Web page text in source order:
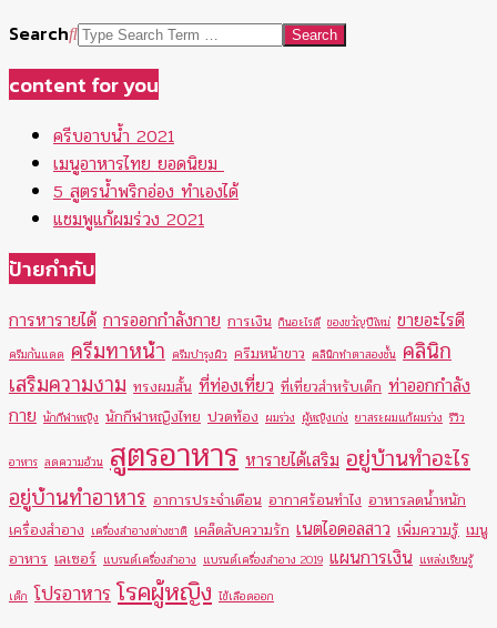
Search
content for you
ครีบอาบน้ำ 2021
เมนูอาหารไทย ยอดนิยม
5 สูตรน้ำพริกอ่อง ทำเองได้
แชมพูแก้ผมร่วง 2021
ป้ายกำกับ
การหารายได้ การออกกำลังกาย การเงิน กินอะไรดี ของขวัญปีใหม่ ขายอะไรดี
ครีมกันแดด ครีมทาหน้า ครีมบำรุงผิว ครีมหน้าขาว คลินิกทำตาสองชั้น คลินิก
เสริมความงาม ทรงผมสั้น ที่ท่องเที่ยว ที่เที่ยวสำหรับเด็ก ท่าออกกำลัง
กาย นักกีฬาหญิง นักกีฬาหญิงไทย ปวดท้อง ผมร่วง ผู้หญิงเก่ง ยาสระผมแก้ผมร่วง รีวิว
อาหาร ลดความอ้วน สูตรอาหาร หารายได้เสริม อยู่บ้านทำอะไร
อยู่บ้านทำอาหาร อาการประจำเดือน อากาศร้อนทำไง อาหารลดน้ำหนัก
เครื่องสำอาง เครื่องสำอางต่างชาติ เคล็ดลับความรัก เนตไอดอลสาว เพิ่มความรู้ เมนู
อาหาร เลเซอร์ แบรนด์เครื่องสำอาง แบรนด์เครื่องสำอาง 2019 แผนการเงิน แหล่งเรียนรู้
เด็ก โปรอาหาร โรคผู้หญิง ไข้เลือดออก